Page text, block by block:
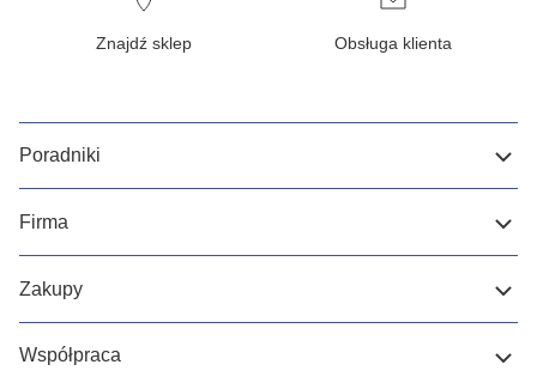
Znajdź sklep Obsługa klienta
Poradniki
Firma
Zakupy
Współpraca